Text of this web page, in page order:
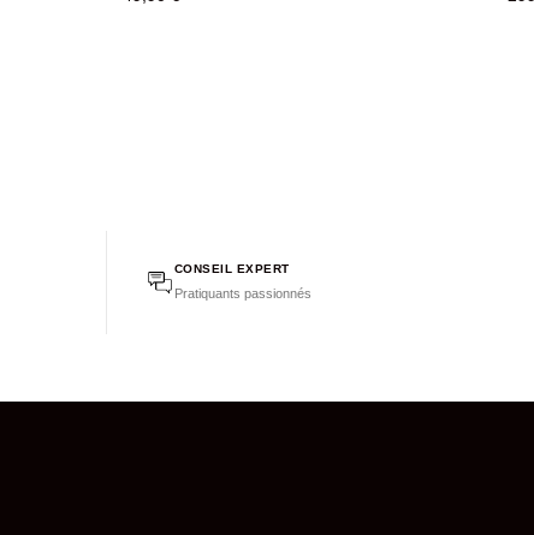
CONSEIL EXPERT
Pratiquants passionnés